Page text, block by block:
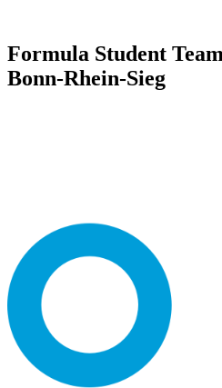
Formula Student
Bonn-Rhein-Sieg